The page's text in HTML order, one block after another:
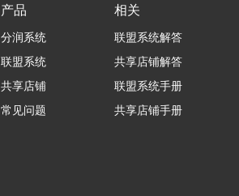
产品
分润系统
联盟系统
共享店铺
常见问题
相关
联盟系统解答
共享店铺解答
联盟系统手册
共享店铺手册